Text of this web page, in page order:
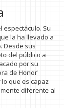
espectáculo. Su
la ha llevado a
Desde sus
del público a
por su
de Honor'
que es capaz
diferente al